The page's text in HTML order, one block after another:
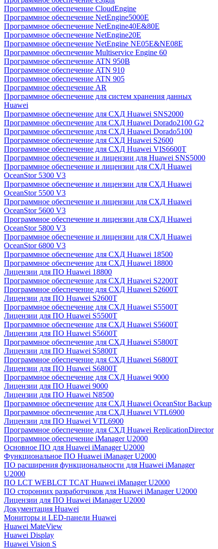
Программное обеспечение CloudEngine
Программное обеспечение NetEngine5000E
Программное обеспечение NetEngine40E&80E
Программное обеспечение NetEngine20E
Программное обеспечение NetEngine NE05E&NE08E
Программное обеспечение Multiservice Engine 60
Программное обеспечение ATN 950B
Программное обеспечение ATN 910
Программное обеспечение ATN 905
Программное обеспечение AR
Программное обеспечение для систем хранения данных
Huawei
Программное обеспечение для СХД Huawei SNS2000
Программное обеспечение для СХД Huawei Dorado2100 G2
Программное обеспечение для СХД Huawei Dorado5100
Программное обеспечение для СХД Huawei S2600
Программное обеспечение для СХД Huawei VIS6600T
Программное обеспечение и лицензии для Huawei SNS5000
Программное обеспечение и лицензии для СХД Huawei
OceanStor 5300 V3
Программное обеспечение и лицензии для СХД Huawei
OceanStor 5500 V3
Программное обеспечение и лицензии для СХД Huawei
OceanStor 5600 V3
Программное обеспечение и лицензии для СХД Huawei
OceanStor 5800 V3
Программное обеспечение и лицензии для СХД Huawei
OceanStor 6800 V3
Программное обеспечение для СХД Huawei 18500
Программное обеспечение для СХД Huawei 18800
Лицензии для ПО Huawei 18800
Программное обеспечение для СХД Huawei S2200T
Программное обеспечение для СХД Huawei S2600T
Лицензии для ПО Huawei S2600T
Программное обеспечение для СХД Huawei S5500T
Лицензии для ПО Huawei S5500T
Программное обеспечение для СХД Huawei S5600T
Лицензии для ПО Huawei S5600T
Программное обеспечение для СХД Huawei S5800T
Лицензии для ПО Huawei S5800T
Программное обеспечение для СХД Huawei S6800T
Лицензии для ПО Huawei S6800T
Программное обеспечение для СХД Huawei 9000
Лицензии для ПО Huawei 9000
Лицензии для ПО Huawei N8500
Программное обеспечение для СХД Huawei OceanStor Backup
Программное обеспечение для СХД Huawei VTL6900
Лицензии для ПО Huawei VTL6900
Программное обеспечение для СХД Huawei ReplicationDirector
Программное обеспечение iManager U2000
Основное ПО для Huawei iManager U2000
Функциональное ПО Huawei iManager U2000
ПО расширения функциональности для Huawei iManager
U2000
ПО LCT WEBLCT TCAT Huawei iManager U2000
ПО сторонних разработчиков для Huawei iManager U2000
Лицензии для ПО Huawei iManager U2000
Документация Huawei
Мониторы и LED-панели Huawei
Huawei MateView
Huawei Display
Huawei Vision S